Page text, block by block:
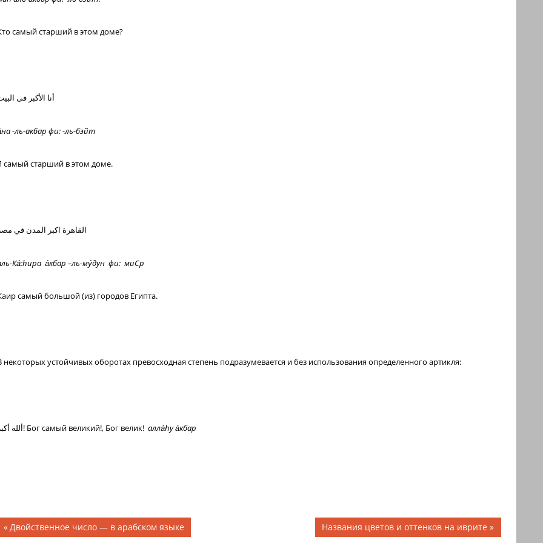
самый старший в этом доме?
أنا الأكبر فى
на -ль-акбар фи: -ль-бэйт
самый старший в этом доме.
القاهرة اكبر المدن في
Ка:hира а́кбар –ль-му́дун фи: миСр
самый большой (из) городов Египта.
некоторых устойчивых оборотах превосходная степень подразумевается и без использования определенного артикля:
ألله أكبر! Бог самый великий!, Бог велик! аллаhу а́кбар
Предыдущая
Двойственное число — в арабском языке
Следующая
Названия цветов и оттенков на иврите